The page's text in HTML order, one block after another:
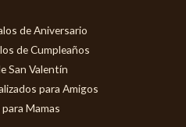
de Aniversario
de Cumpleaños
San Valentín
para Amigos
Mamas